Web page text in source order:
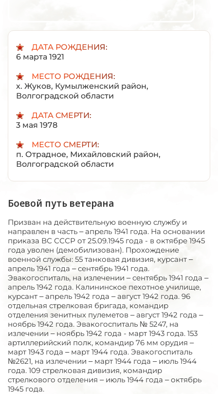
ДАТА РОЖДЕНИЯ:
6 марта 1921
МЕСТО РОЖДЕНИЯ:
х. Жуков, Кумылженский район,
Волгоградской области
ДАТА СМЕРТИ:
3 мая 1978
МЕСТО СМЕРТИ:
п. Отрадное, Михайловский район,
Волгоградской области
Боевой путь ветерана
Призван на действительную военную службу и
направлен в часть – апрель 1941 года. На основании
приказа ВС СССР от 25.09.1945 года - в октябре 1945
года уволен (демобилизован). Прохождение
военной службы: 55 танковая дивизия, курсант –
апрель 1941 года – сентябрь 1941 года.
Эвакогоспиталь, на излечении – сентябрь 1941 года –
апрель 1942 года. Калининское пехотное училище,
курсант – апрель 1942 года – август 1942 года. 96
отдельная стрелковая бригада, командир
отделения зенитных пулеметов – август 1942 года –
ноябрь 1942 года. Эвакогоспиталь № 5247, на
излечении – ноябрь 1942 года - март 1943 года. 153
артиллерийский полк, командир 76 мм орудия –
март 1943 года – март 1944 года. Эвакогоспиталь
№2621, на излечении – март 1944 года – июль 1944
года. 109 стрелковая дивизия, командир
стрелкового отделения – июль 1944 года – октябрь
1945 года.